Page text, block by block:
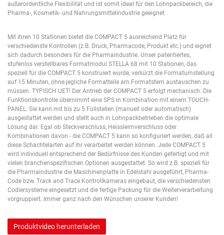
außerordentliche Flexibilität und ist somit ideal für den Lohnpackbereich, die
Pharma-, Kosmetik- und Nahrungsmittelindustrie geeignet.
Mit ihren 10 Stationen bietet die COMPACT 5 ausreichend Platz für
verschiedenste Kontrollen (z.B. Druck, Pharmacode, Produkt etc.) und eignet
sich dadurch besonders für die Pharmaindustrie. Unser patentiertes,
stufenlos verstellbares Formatmodul STELLA 68 mit 10 Stationen, das
speziell für die COMPACT 5 konstruiert wurde, verkürzt die Formatumstellung
auf 15 Minuten, ohne jegliche Formatteile am Formatstern austauschen zu
müssen. TYPISCH UET! Der Antrieb der COMPACT 5 erfolgt mechanisch. Die
Funktionskontrolle übernimmt eine SPS in Kombination mit einem TOUCH-
PANEL. Sie kann mit bis zu 5 Füllstellen (manuell oder automatisch)
ausgestattet werden und stellt auch in Lohnpackbetrieben die optimale
Lösung dar. Egal ob Steckverschluss, Heissleimverschluss oder
Kombinationen davon - die COMPACT 5 kann so konfiguriert werden, daß all
diese Schachtelarten auf ihr verarbeitet werden können. Jede COMPACT 5
wird individuell entsprechend der Bedürfnisse des Kunden gefertigt und mit
vielen branchenspezifischen Optionen ausgestattet. So wird z.B. speziell für
die Pharmaindustrie die Maschinenplatte in Edelstahl ausgeführt, Pharma-
Code bzw. Track and Trace Kontrollkameras eingebaut, die verschiedensten
Codiersysteme eingesetzt und die fertige Packung für die Weiterverarbeitung
vorgruppiert. Immer ganz nach den Wünschen unserer Kunden!
Produktvideo herunterladen